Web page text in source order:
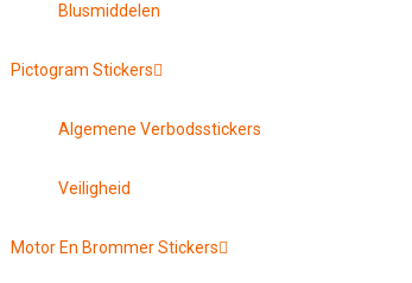
Blusmiddelen
Pictogram Stickers
Algemene Verbodsstickers
Veiligheid
Motor En Brommer Stickers